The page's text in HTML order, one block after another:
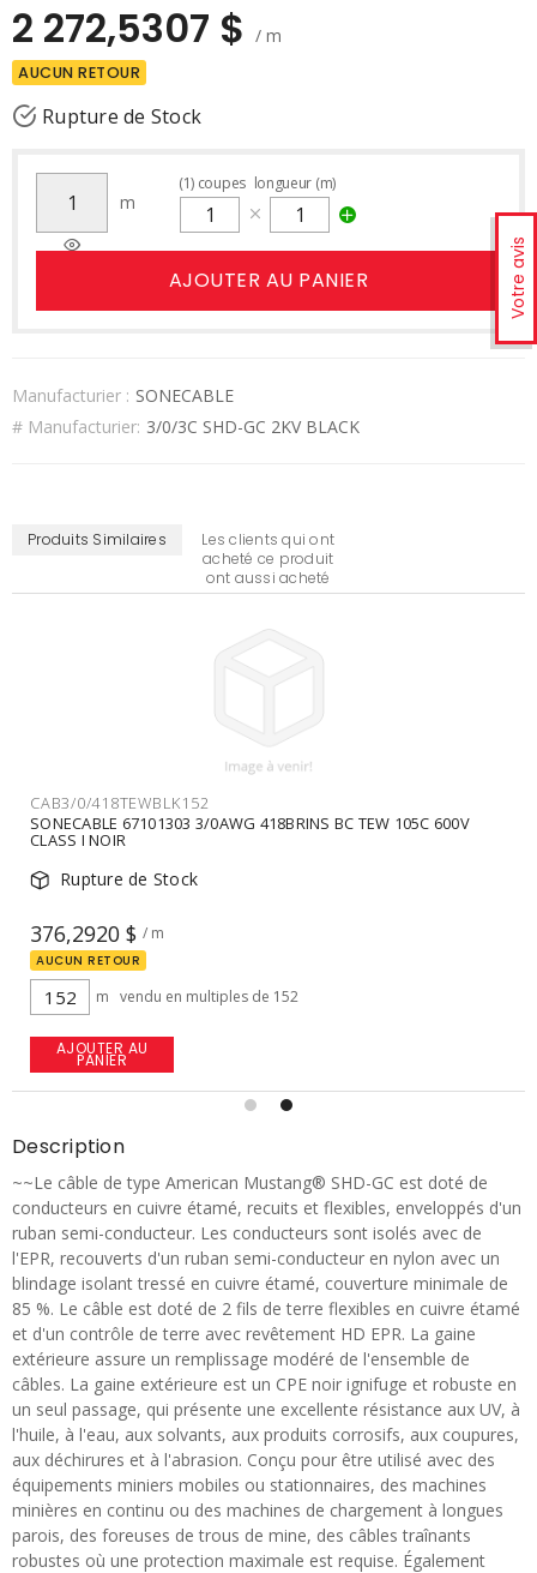
Votre avis
2 272,5307 $ / m
AUCUN RETOUR
Rupture de Stock
m
(1) coupes longueur (m)
AJOUTER AU PANIER
Manufacturier : SONECABLE
# Manufacturier: 3/0/3C SHD-GC 2KV BLACK
Produits Similaires
Les clients qui ont
acheté ce produit
ont aussi acheté
CAB3/0/1672TEWBLK
SONECABLE 3/0(1672) BC TEW BLK LL 3/0AWG 1672 BC TEW
600V105C NOIR
En inventaire
47,6763 $ / m
m
AJOUTER AU
PANIER
Description
~~Le câble de type American Mustang® SHD-GC est doté de
conducteurs en cuivre étamé, recuits et flexibles, enveloppés d'un
ruban semi-conducteur. Les conducteurs sont isolés avec de
l'EPR, recouverts d'un ruban semi-conducteur en nylon avec un
blindage isolant tressé en cuivre étamé, couverture minimale de
85 %. Le câble est doté de 2 fils de terre flexibles en cuivre étamé
et d'un contrôle de terre avec revêtement HD EPR. La gaine
extérieure assure un remplissage modéré de l'ensemble de
câbles. La gaine extérieure est un CPE noir ignifuge et robuste en
un seul passage, qui présente une excellente résistance aux UV, à
l'huile, à l'eau, aux solvants, aux produits corrosifs, aux coupures,
aux déchirures et à l'abrasion. Conçu pour être utilisé avec des
équipements miniers mobiles ou stationnaires, des machines
minières en continu ou des machines de chargement à longues
parois, des foreuses de trous de mine, des câbles traînants
robustes où une protection maximale est requise. Également